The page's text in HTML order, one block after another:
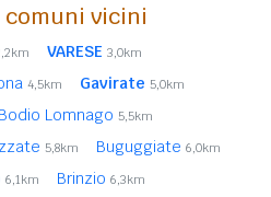
comuni vicini
VARESE 3,0km
4,5km Gavirate 5,0km
Bodio Lomnago 5,5km
5,8km Buguggiate 6,0km
6,1km Brinzio 6,3km